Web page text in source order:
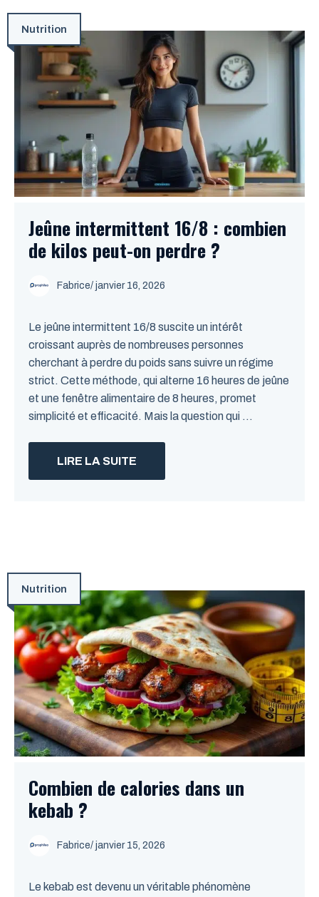
Nutrition
Jeûne intermittent 16/8 : combien
de kilos peut-on perdre ?
Fabrice/ janvier 16, 2026
Le jeûne intermittent 16/8 suscite un intérêt
croissant auprès de nombreuses personnes
cherchant à perdre du poids sans suivre un régime
strict. Cette méthode, qui alterne 16 heures de jeûne
et une fenêtre alimentaire de 8 heures, promet
simplicité et efficacité. Mais la question qui ...
LIRE LA SUITE
Nutrition
Combien de calories dans un
kebab ?
Fabrice/ janvier 15, 2026
Le kebab est devenu un véritable phénomène